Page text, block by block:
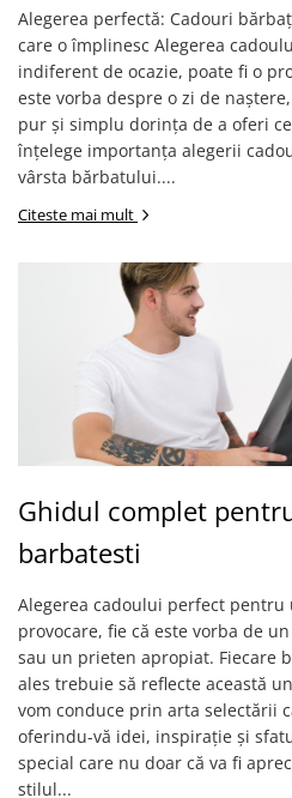
Alegerea perfectă: Cadouri
care o împlinesc Alegerea
indiferent de ocazie, poate fi o
este vorba despre o zi de
pur și simplu dorința de a oferi
înțelege importanța alegerii
vârsta bărbatului....
Citeste mai mult
Ghidul complet
barbatesti
Alegerea cadoului perfect
provocare, fie că este vorba de
sau un prieten apropiat. Fiecare
ales trebuie să reflecte această
vom conduce prin arta selectării
oferindu-vă idei, inspirație și
special care nu doar că va fi
stilul...